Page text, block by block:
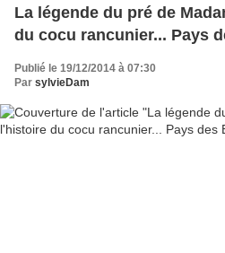
La légende du pré de
du cocu rancunier... Pays
Publié le 19/12/2014 à 07:30
Par sylvieDam